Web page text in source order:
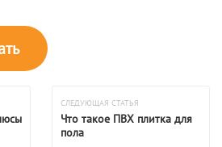
СЛЕДУЮЩАЯ СТАТЬЯ
Что такое ПВХ плитка для
пола